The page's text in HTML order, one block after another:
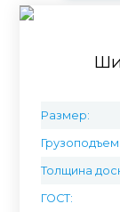
Размер:
Толщина
ГОСТ: